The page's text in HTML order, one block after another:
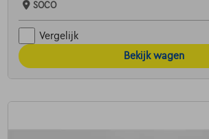
SOCO
Vergelijk
Bekijk wagen